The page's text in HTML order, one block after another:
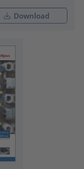
Download